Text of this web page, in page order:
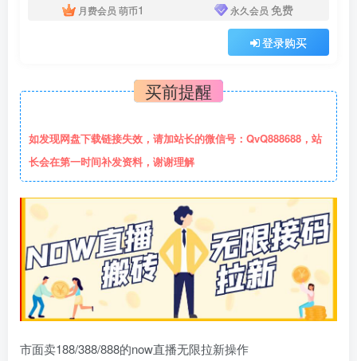
月费会员 萌币1 永久会员 免费
登录购买
买前提醒
如发现网盘下载链接失效，请加站长的微信号：QvQ888688，站
长会在第一时间补发资料，谢谢理解
市面卖188/388/888的now直播无限拉新操作